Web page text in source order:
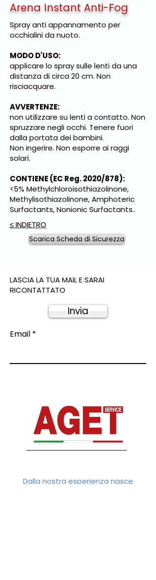
Arena Instant Anti-Fog
Spray anti appannamento per
occhialini da nuoto.
MODO D'USO:
applicare lo spray sulle lenti da una
distanza di circa 20 cm. Non
risciacquare.
AVVERTENZE:
non utilizzare su lenti a contatto. Non
spruzzare negli occhi. Tenere fuori
dalla portata dei bambini.
Non ingerire. Non esporre ai raggi
solari.
CONTIENE (EC Reg. 2020/878):
<5% Methylchloroisothiazolinone,
Methylisothiazolinone, Amphoteric
Surfactants, Nonionic Surfactants..
≤ INDIETRO
Scarica Scheda di Sicurezza
LASCIA LA TUA MAIL E SARAI
RICONTATTATO
Invia
Email
Dalla nostra esperienza nasce